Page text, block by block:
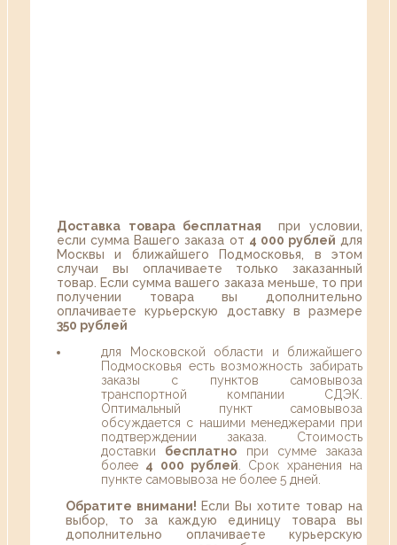
Доставка товара бесплатная при условии,
если сумма Вашего заказа от 4 000 рублей для
Москвы и ближайшего Подмосковья, в этом
случаи вы оплачиваете только заказанный
товар. Если сумма вашего заказа меньше, то при
получении товара вы дополнительно
оплачиваете курьерскую доставку в размере
350 рублей
для Московской области и ближайшего
Подмосковья есть возможность забирать
заказы с пунктов самовывоза
транспортной компании СДЭК.
Оптимальный пункт самовывоза
обсуждается с нашими менеджерами при
подтверждении заказа. Стоимость
доставки бесплатно при сумме заказа
более 4 000 рублей . Срок хранения на
пункте самовывоза не более 5 дней.
Обратите внимани! Если Вы хотите товар на
выбор, то за каждую единицу товара вы
дополнительно оплачиваете курьерскую